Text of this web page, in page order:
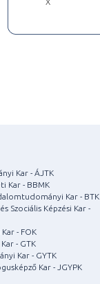
Kar - ÁJTK
Kar - BBMK
Kar - BTK
Szociális Képzési Kar -
- FOK
- GTK
Kar - GYTK
Kar - JGYPK